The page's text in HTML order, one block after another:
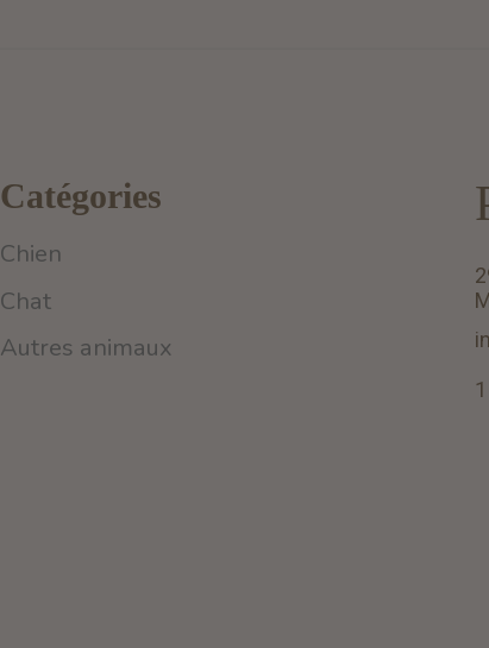
Catégories
Chien
Chat
Autres animaux